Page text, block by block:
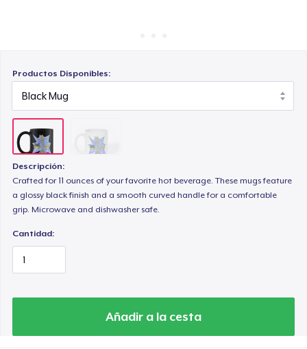
Productos Disponibles:
Descripción:
Crafted for 11 ounces of your favorite hot beverage. These mugs feature
a glossy black finish and a smooth curved handle for a comfortable
grip. Microwave and dishwasher safe.
Cantidad:
Añadir a la cesta